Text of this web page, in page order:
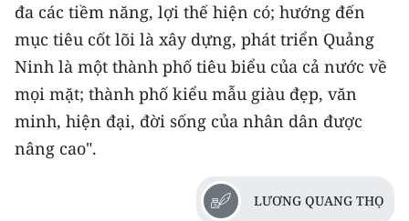
đa các tiềm năng, lợi thế hiện có; hướng đến
mục tiêu cốt lõi là xây dựng, phát triển Quảng
Ninh là một thành phố tiêu biểu của cả nước về
mọi mặt; thành phố kiểu mẫu giàu đẹp, văn
minh, hiện đại, đời sống của nhân dân được
nâng cao".
LƯƠNG QUANG THỌ